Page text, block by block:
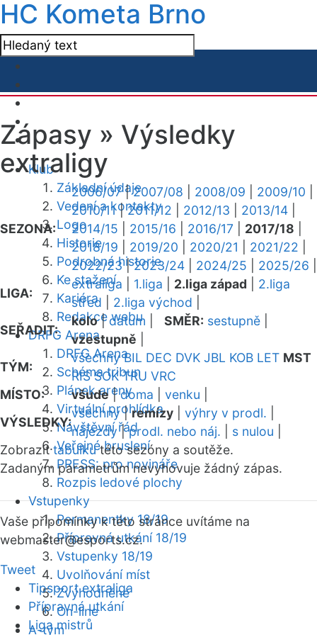
HC Kometa Brno
Klub
Základní údaje
Vedení a kontakty
Logo
Historie
Podrobná historie
Ke stažení
Kariéra
Redakce webu
DRFG Arena
DRFG Arena
Schéma tribun
Plánek areny
Virtuální prohlídka
Návštěvní řád
Veřejné bruslení
PRESS: pro novináře
Rozpis ledové plochy
Vstupenky
Permanentky 18/19
Přípravná utkání 18/19
Vstupenky 18/19
Uvolňování míst
Zvýhodněné
On-line
A-tým
Zápasy » Výsledky
extraligy
SEZONA:
2006/07|2007/08 2008/09 2009/10
2010/11|2011/12 2012/13 2013/14
2014/15
2015/16 2016/17 2017/18
2018/19
2019/20 2020/21 2021/22
2022/23|2023/24 2024/25 2025/26
LIGA:
extraliga 1.liga 2.liga západ
2.liga
střed
2.liga východ
SEŘADIT:
kolo|datum SMĚR: sestupně
vzestupně
TÝM:
všechny BIL DEC DVK JBL KOB LET MST
RIS SOK TRU VRC
MÍSTO:
všude|doma venku
VÝSLEDKY:
všechny|remízy výhry v prodl.
nájezdy|prodl. nebo náj. s nulou
Zobrazittabulkutéto sezóny a soutěže.
Zadaným parametrům nevyhovuje žádný zápas.
Vaše připomínky k této stránce uvítáme na
webmaster@esports.cz.
Tweet
Tipsport extraliga
Přípravná utkání
Liga mistrů